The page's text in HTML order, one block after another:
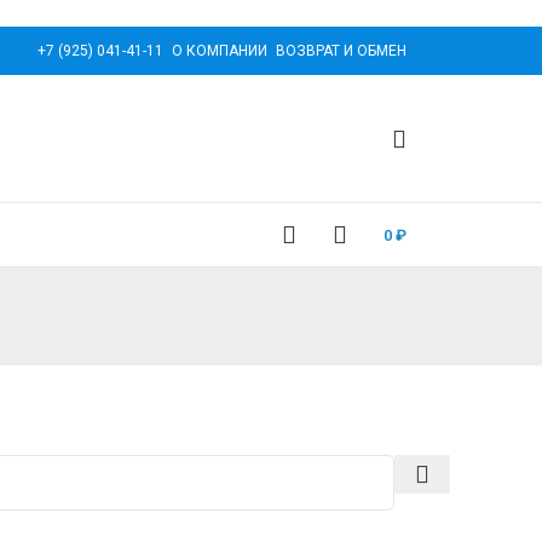
+7 (925) 041-41-11 О КОМПАНИИ ВОЗВРАТ И ОБМЕН
0 ₽